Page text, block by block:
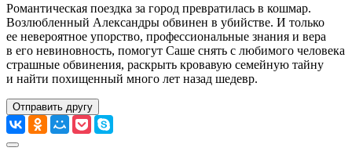
Романтическая поездка за город превратилась в кошмар.
Возлюбленный Александры обвинен в убийстве. И только
ее невероятное упорство, профессиональные знания и вера
в его невиновность, помогут Саше снять с любимого человека
страшные обвинения, раскрыть кровавую семейную тайну
и найти похищенный много лет назад шедевр.
Отправить другу